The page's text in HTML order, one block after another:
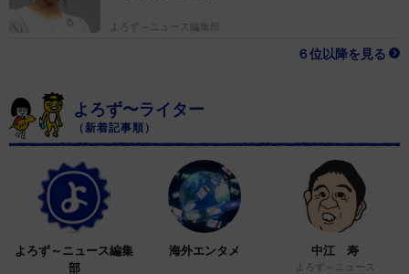
よろず～ニュース編集部
６位以降を見る
よろず〜ライター
（新着記事順）
よろず～ニュース編集
部
海外エンタメ 中江 寿
よろず～ニュース